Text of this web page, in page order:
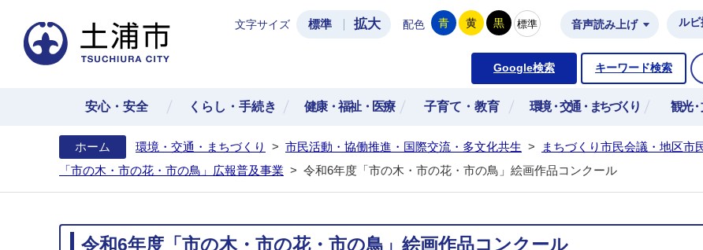
土浦市公式ホームページ
文字サイズ 標準 拡大 配色 青 黄 黒 標準 音声読み上げ ルビ
Google検索 キーワード検索
安心・安全 くらし・手続き 健康・福祉・医療 子育て・教育 環境・交通・まちづくり 観光
ホーム 環境・交通・まちづくり > 市民活動・協働推進・国際交流・多文化共生 > まちづくり市民会議・地区市
「市の木・市の花・市の鳥」広報普及事業 > 令和6年度「市の木・市の花・市の鳥」絵画作品コンクール
令和6年度「市の木・市の花・市の鳥」絵画作品コンクール